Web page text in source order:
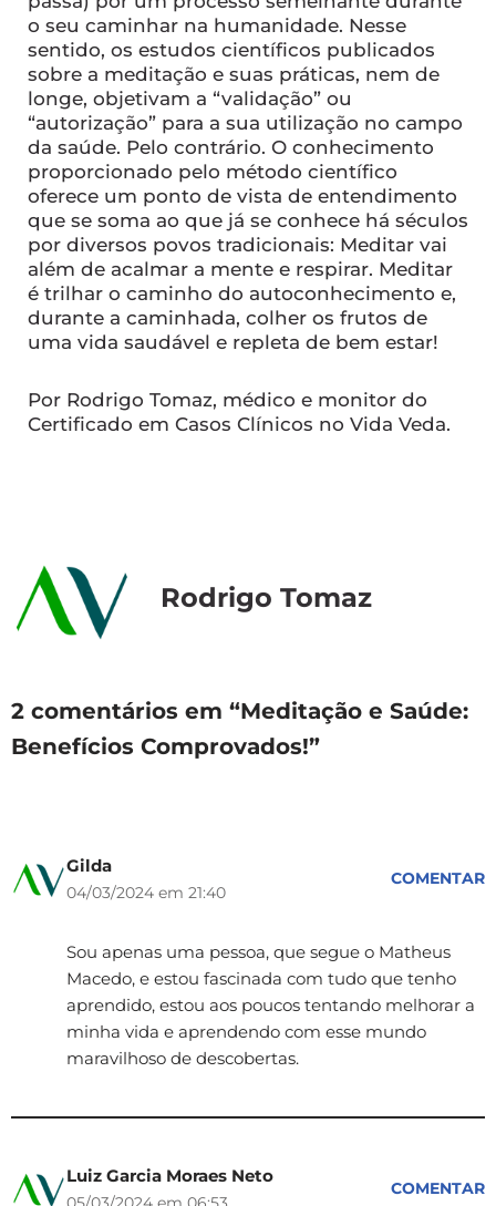
o seu caminhar na humanidade. Nesse
sentido, os estudos científicos publicados
sobre a meditação e suas práticas, nem de
longe, objetivam a “validação” ou
“autorização” para a sua utilização no campo
da saúde. Pelo contrário. O conhecimento
proporcionado pelo método científico
oferece um ponto de vista de entendimento
que se soma ao que já se conhece há séculos
por diversos povos tradicionais: Meditar vai
além de acalmar a mente e respirar. Meditar
é trilhar o caminho do autoconhecimento e,
durante a caminhada, colher os frutos de
uma vida saudável e repleta de bem estar!
Por Rodrigo Tomaz, médico e monitor do
Certificado em Casos Clínicos no Vida Veda.
Rodrigo Tomaz
2 comentários em “Meditação e Saúde:
Benefícios Comprovados!”
Gilda
04/03/2024 em 21:40
COMENTAR
Sou apenas uma pessoa, que segue o Matheus
Macedo, e estou fascinada com tudo que tenho
aprendido, estou aos poucos tentando melhorar a
minha vida e aprendendo com esse mundo
maravilhoso de descobertas.
Luiz Garcia Moraes Neto
05/03/2024 em 06:53
COMENTAR